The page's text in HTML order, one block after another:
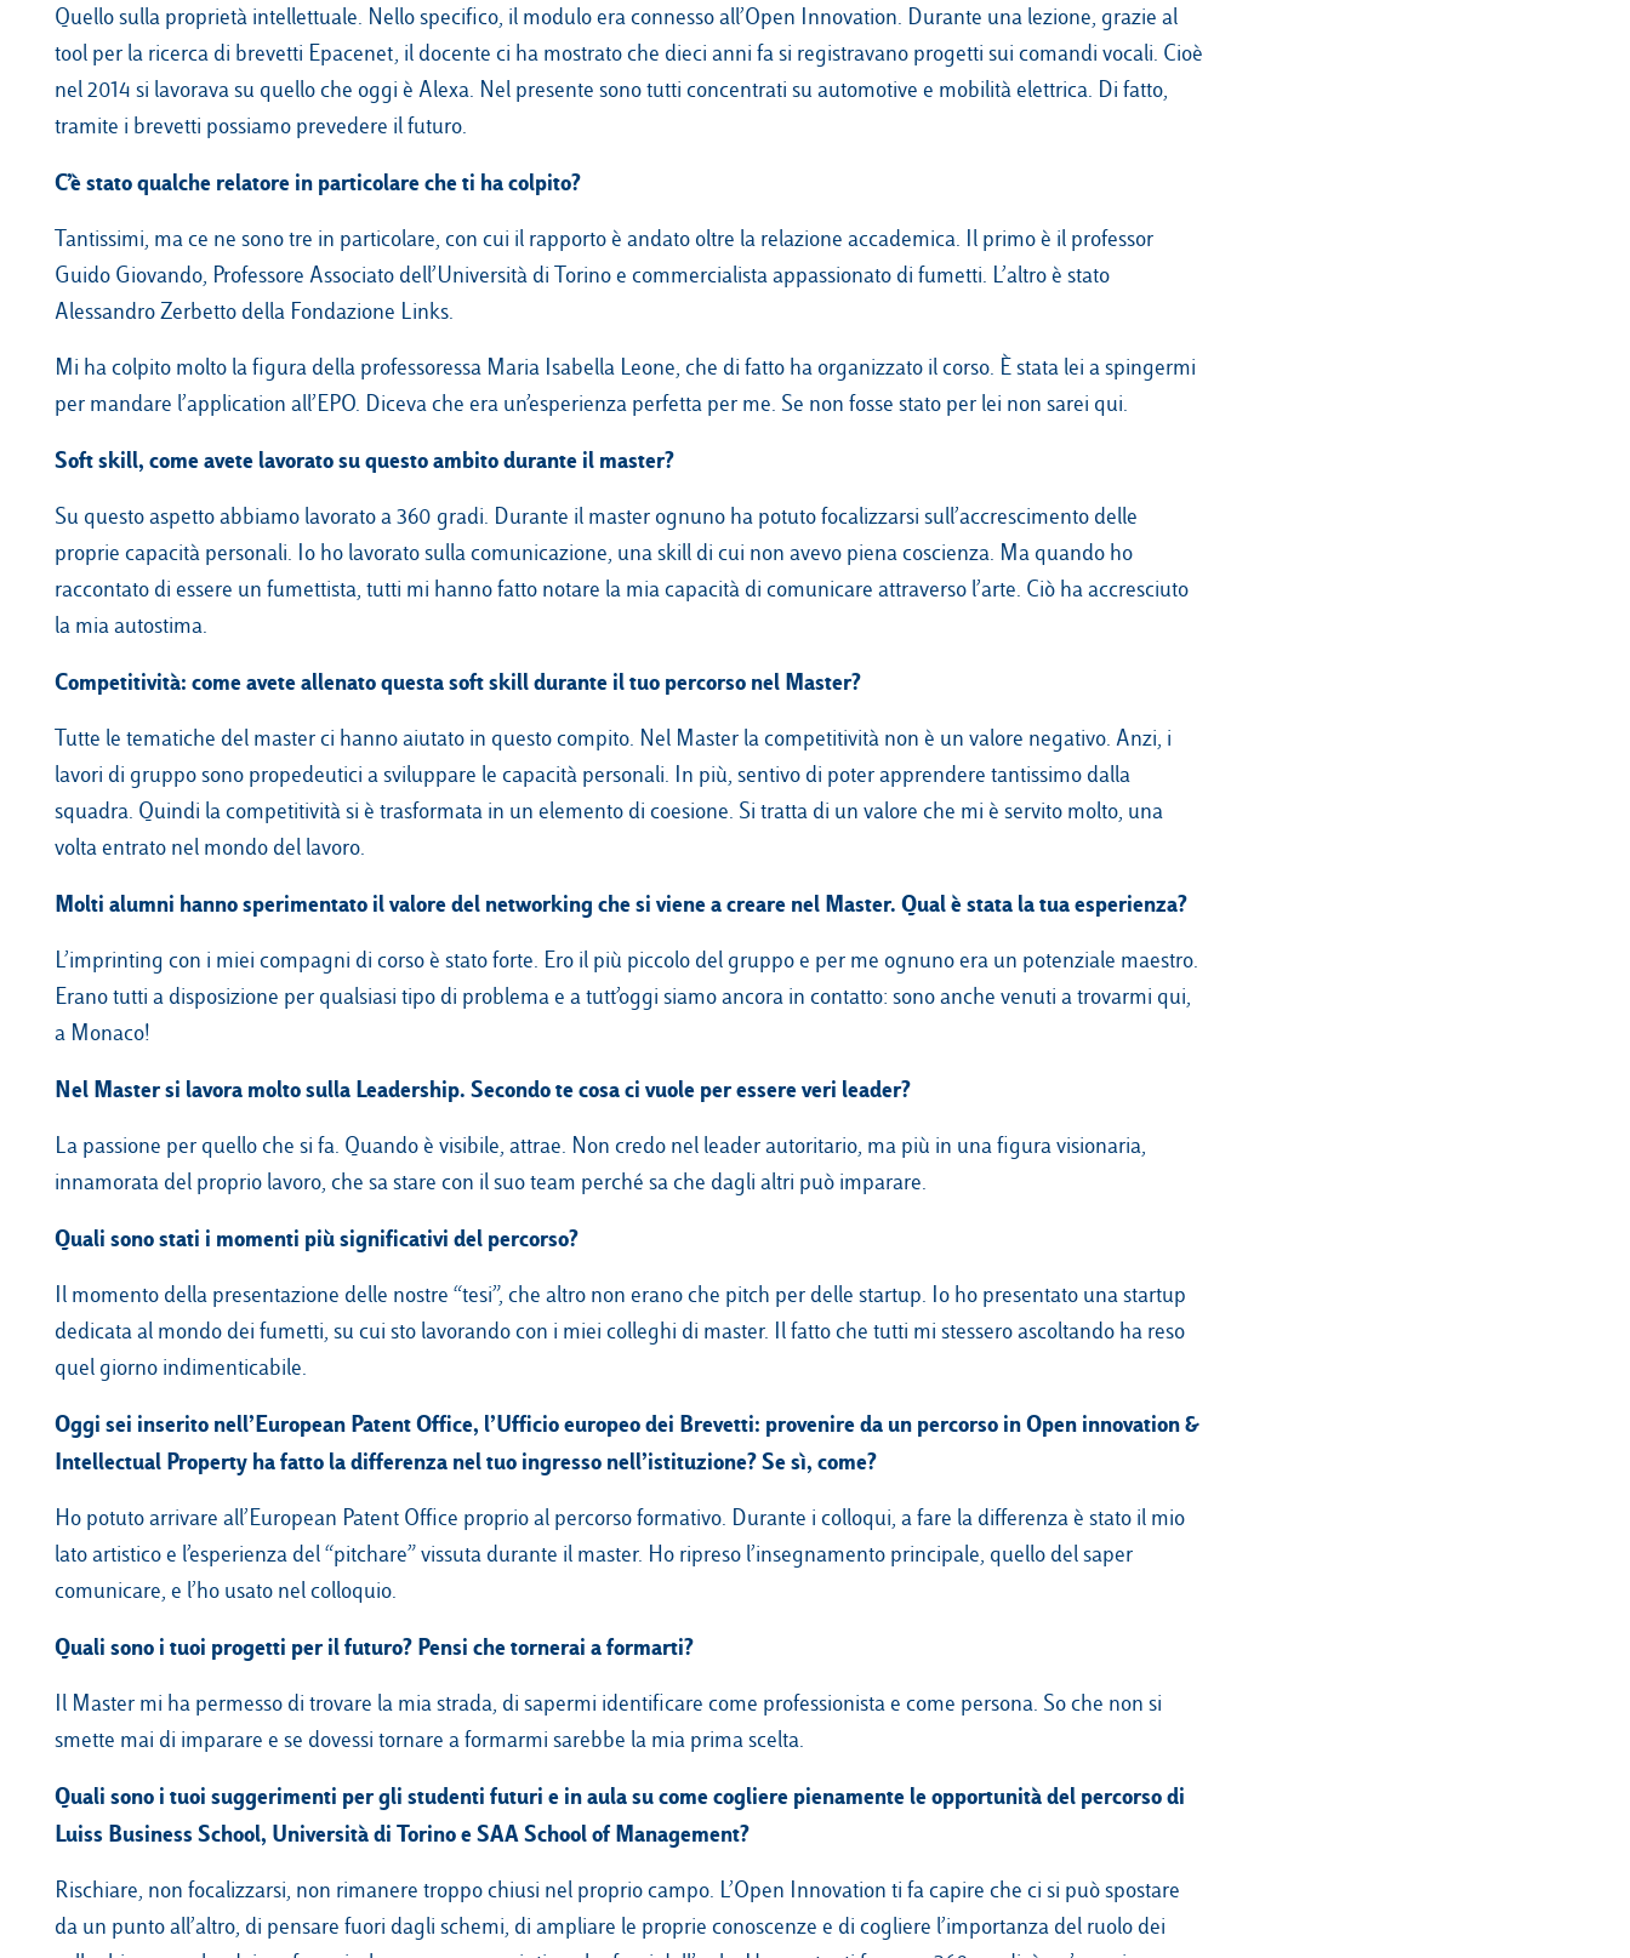
Quello sulla proprietà intellettuale. Nello specifico, il modulo era connesso all’Open Innovation. Durante una lezione, grazie al
tool per la ricerca di brevetti Epacenet, il docente ci ha mostrato che dieci anni fa si registravano progetti sui comandi vocali. Cioè
nel 2014 si lavorava su quello che oggi è Alexa. Nel presente sono tutti concentrati su automotive e mobilità elettrica. Di fatto,
tramite i brevetti possiamo prevedere il futuro.
C’è stato qualche relatore in particolare che ti ha colpito?
Tantissimi, ma ce ne sono tre in particolare, con cui il rapporto è andato oltre la relazione accademica. Il primo è il professor
Guido Giovando, Professore Associato dell’Università di Torino e commercialista appassionato di fumetti. L’altro è stato
Alessandro Zerbetto della Fondazione Links.
Mi ha colpito molto la figura della professoressa Maria Isabella Leone, che di fatto ha organizzato il corso. È stata lei a spingermi
per mandare l’application all’EPO. Diceva che era un’esperienza perfetta per me. Se non fosse stato per lei non sarei qui.
Soft skill, come avete lavorato su questo ambito durante il master?
Su questo aspetto abbiamo lavorato a 360 gradi. Durante il master ognuno ha potuto focalizzarsi sull’accrescimento delle
proprie capacità personali. Io ho lavorato sulla comunicazione, una skill di cui non avevo piena coscienza. Ma quando ho
raccontato di essere un fumettista, tutti mi hanno fatto notare la mia capacità di comunicare attraverso l’arte. Ciò ha accresciuto
la mia autostima.
Competitività: come avete allenato questa soft skill durante il tuo percorso nel Master?
Tutte le tematiche del master ci hanno aiutato in questo compito. Nel Master la competitività non è un valore negativo. Anzi, i
lavori di gruppo sono propedeutici a sviluppare le capacità personali. In più, sentivo di poter apprendere tantissimo dalla
squadra. Quindi la competitività si è trasformata in un elemento di coesione. Si tratta di un valore che mi è servito molto, una
volta entrato nel mondo del lavoro.
Molti alumni hanno sperimentato il valore del networking che si viene a creare nel Master. Qual è stata la tua esperienza?
L’imprinting con i miei compagni di corso è stato forte. Ero il più piccolo del gruppo e per me ognuno era un potenziale maestro.
Erano tutti a disposizione per qualsiasi tipo di problema e a tutt’oggi siamo ancora in contatto: sono anche venuti a trovarmi qui,
a Monaco!
Nel Master si lavora molto sulla Leadership. Secondo te cosa ci vuole per essere veri leader?
La passione per quello che si fa. Quando è visibile, attrae. Non credo nel leader autoritario, ma più in una figura visionaria,
innamorata del proprio lavoro, che sa stare con il suo team perché sa che dagli altri può imparare.
Quali sono stati i momenti più significativi del percorso?
Il momento della presentazione delle nostre “tesi”, che altro non erano che pitch per delle startup. Io ho presentato una startup
dedicata al mondo dei fumetti, su cui sto lavorando con i miei colleghi di master. Il fatto che tutti mi stessero ascoltando ha reso
quel giorno indimenticabile.
Oggi sei inserito nell’European Patent Office, l’Ufficio europeo dei Brevetti: provenire da un percorso in Open innovation &
Intellectual Property ha fatto la differenza nel tuo ingresso nell’istituzione? Se sì, come?
Ho potuto arrivare all’European Patent Office proprio al percorso formativo. Durante i colloqui, a fare la differenza è stato il mio
lato artistico e l’esperienza del “pitchare” vissuta durante il master. Ho ripreso l’insegnamento principale, quello del saper
comunicare, e l’ho usato nel colloquio.
Quali sono i tuoi progetti per il futuro? Pensi che tornerai a formarti?
Il Master mi ha permesso di trovare la mia strada, di sapermi identificare come professionista e come persona. So che non si
smette mai di imparare e se dovessi tornare a formarmi sarebbe la mia prima scelta.
Quali sono i tuoi suggerimenti per gli studenti futuri e in aula su come cogliere pienamente le opportunità del percorso di
Luiss Business School, Università di Torino e SAA School of Management?
Rischiare, non focalizzarsi, non rimanere troppo chiusi nel proprio campo. L’Open Innovation ti fa capire che ci si può spostare
da un punto all’altro, di pensare fuori dagli schemi, di ampliare le proprie conoscenze e di cogliere l’importanza del ruolo dei